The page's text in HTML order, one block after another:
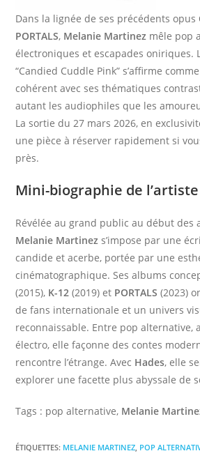
Dans la lignée de ses précédents opus
PORTALS, Melanie Martinez mêle pop
électroniques et escapades oniriques.
“Candied Cuddle Pink” s’affirme
cohérent avec ses thématiques
autant les audiophiles que les
La sortie du 27 mars 2026, en
une pièce à réserver rapidement si
près.
Mini-biographie de l’artiste
Révélée au grand public au début des
Melanie Martinez s’impose par une
candide et acerbe, portée par une
cinématographique. Ses albums
(2015), K-12 (2019) et PORTALS (2023)
de fans internationale et un univers
reconnaissable. Entre pop alternative,
électro, elle façonne des contes
rencontre l’étrange. Avec Hades, elle
explorer une facette plus abyssale de
Tags : pop alternative, Melanie
ÉTIQUETTES: MELANIE MARTINEZ POP